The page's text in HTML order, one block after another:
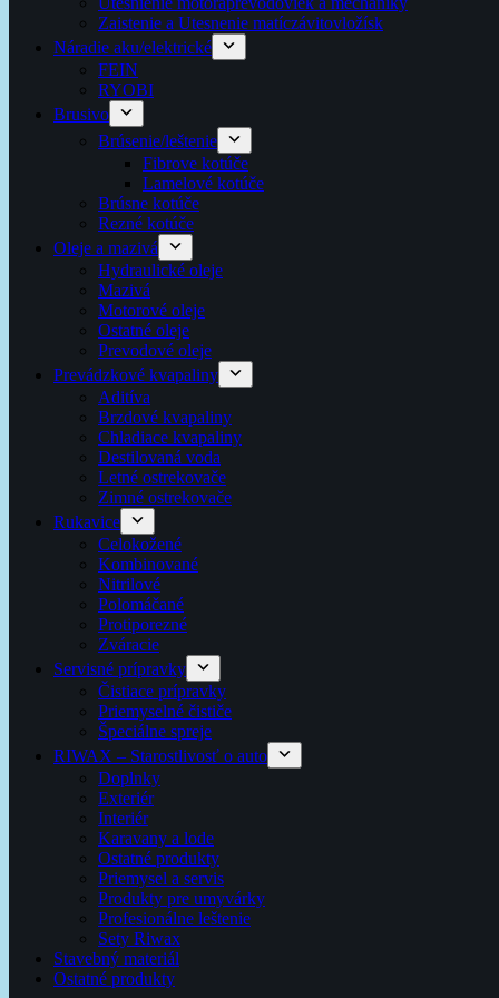
Zaistenie a Utesnenie matíczávitovložísk
Náradie aku/elektrické
FEIN
RYOBI
Brusivo
Brúsenie/leštenie
Fibrove kotúče
Lamelové kotúče
Brúsne kotúče
Rezné kotúče
Oleje a mazivá
Hydraulické oleje
Mazivá
Motorové oleje
Ostatné oleje
Prevodové oleje
Prevádzkové kvapaliny
Aditíva
Brzdové kvapaliny
Chladiace kvapaliny
Destilovaná voda
Letné ostrekovače
Zimné ostrekovače
Rukavice
Celokožené
Kombinované
Nitrilové
Polomáčané
Protiporezné
Zváracie
Servisné prípravky
Čistiace prípravky
Priemyselné čističe
Špeciálne spreje
RIWAX – Starostlivosť o auto
Doplnky
Exteriér
Interiér
Karavany a lode
Ostatné produkty
Priemysel a servis
Produkty pre umyvárky
Profesionálne leštenie
Sety Riwax
Stavebný materiál
Ostatné produkty